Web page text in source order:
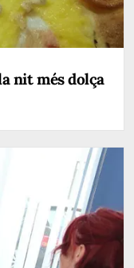
nit més dolça